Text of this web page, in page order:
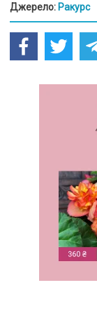
Джерело: Ракурс